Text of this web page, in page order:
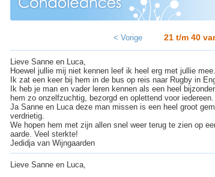
< Vorige 21 t/m 40
Lieve Sanne en Luca,
Hoewel jullie mij niet kennen leef ik heel erg met jullie mee.
Ik zat een keer bij hem in de bus op reis naar Rugby in
Ik heb je man en vader leren kennen als een heel
hem zo onzelfzuchtig, bezorgd en oplettend voor iedereen.
Ja Sanne en Luca deze man missen is een heel groot
verdrietig.
We hopen hem met zijn allen snel weer terug te zien op
aarde. Veel sterkte!
Jedidja van Wijngaarden
Lieve Sanne en Luca,